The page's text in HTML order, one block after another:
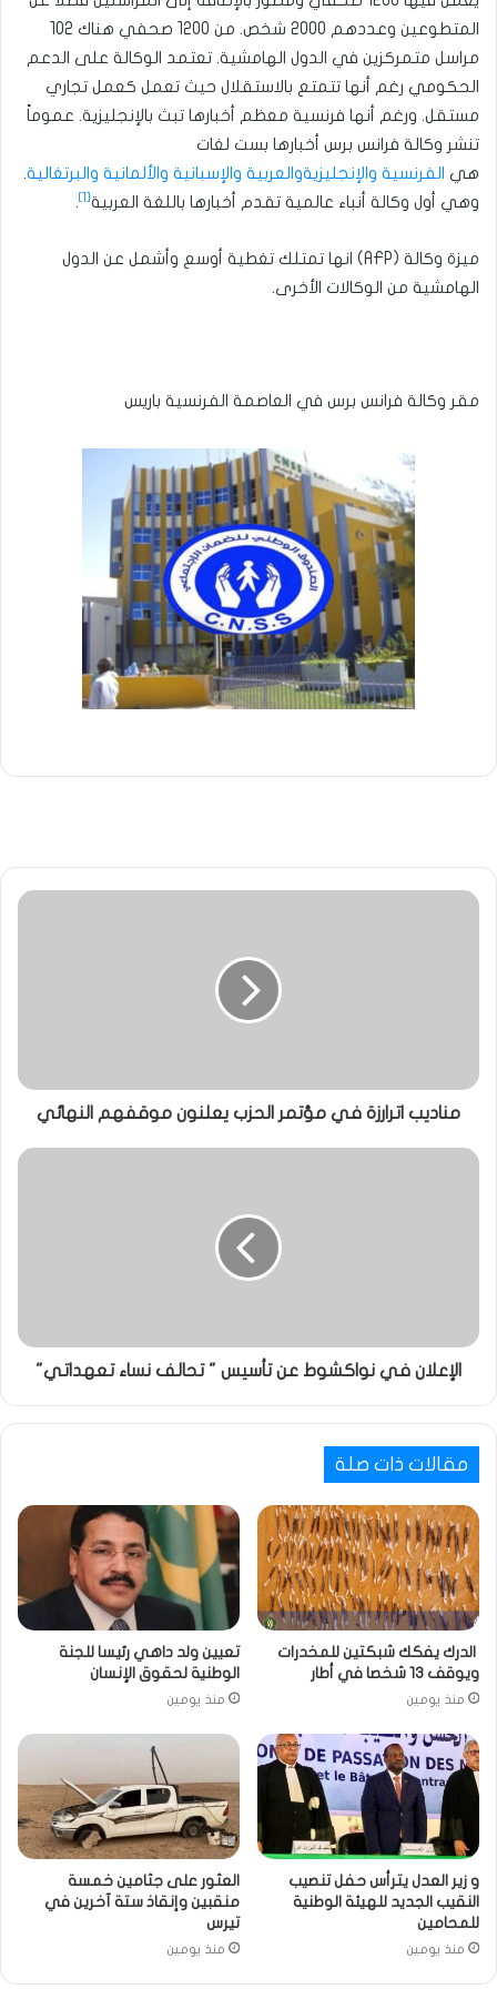
المتطوعين وعددهم 2000 شخص. من 1200 صحفي هناك 102
مراسل متمركزين في الدول الهامشية. تعتمد الوكالة على الدعم
الحكومي رغم أنها تتمتع بالاستقلال حيث تعمل كعمل تجاري
مستقل. ورغم أنها فرنسية معظم أخبارها تبث بالإنجليزية. عموماً
تنشر وكالة فرانس برس أخبارها بست لغات
هي الفرنسية والإنجليزيةوالعربية والإسبانية والألمانية والبرتغالية.
وهي أول وكالة أنباء عالمية تقدم أخبارها باللغة العربية
.
ميزة وكالة (AFP) انها تمتلك تغطية أوسع وأشمل عن الدول
الهامشية من الوكالات الأخرى.
مقر وكالة فرانس برس في العاصمة الفرنسية باريس
مناديب اترارزة في مؤتمر الحزب يعلنون موقفهم النهائي
الإعلان في نواكشوط عن تأسيس " تحالف نساء تعهداتي"
مقالات ذات صلة
الدرك يفكك شبكتين للمخدرات
ويوقف 13 شخصا في أطار
منذ يومين
تعيين ولد داهي رئيسا للجنة
الوطنية لحقوق الإنسان
منذ يومين
و زير العدل يترأس حفل تنصيب
النقيب الجديد للهيئة الوطنية
للمحامين
منذ يومين
العثور على جثامين خمسة
منقبين وإنقاذ ستة آخرين في
تيرس
منذ يومين